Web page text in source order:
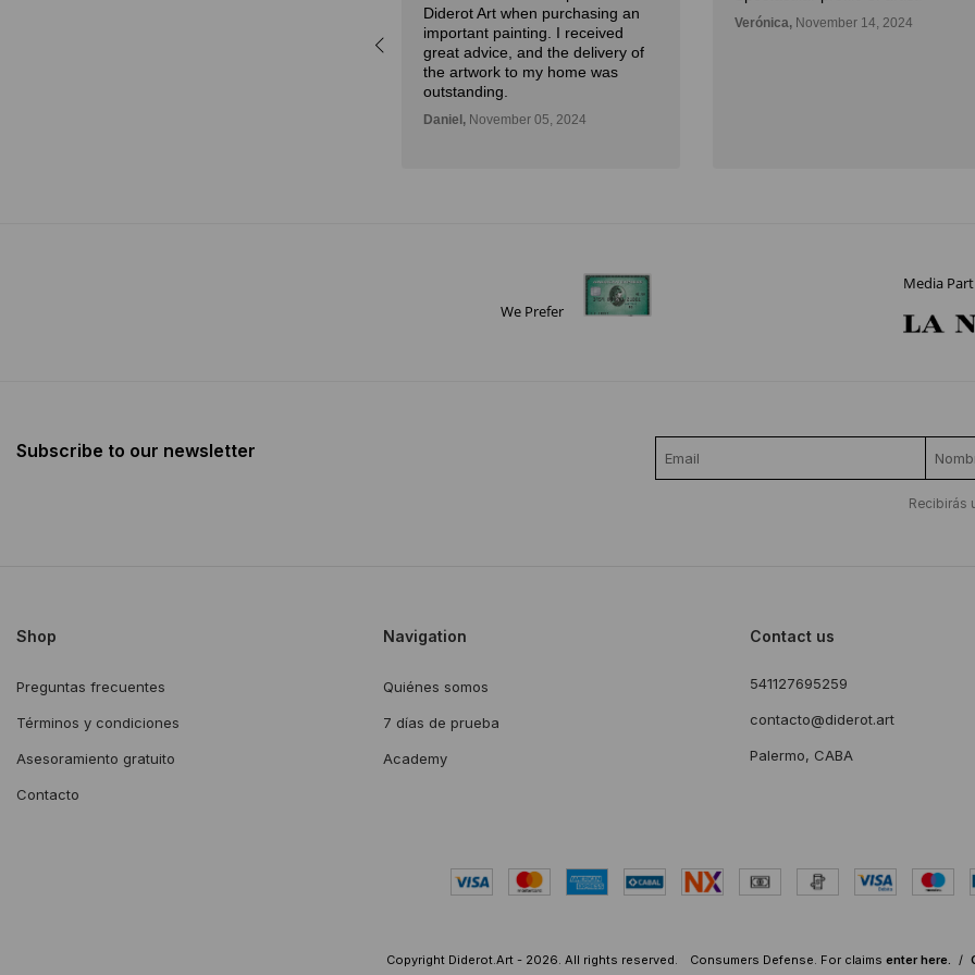
Diderot Art when purchasing an
important painting. I received
great advice, and the delivery of
the artwork to my home was
outstanding.
Daniel, November 05, 2024
Verónica, November 14, 2024
We Prefer
Media
Subscribe to our newsletter
Recibirás
Shop
Preguntas frecuentes
Términos y condiciones
Asesoramiento gratuito
Contacto
Navigation
Quiénes somos
7 días de prueba
Academy
Contact us
541127695259
contacto@diderot.art
Palermo, CABA
Copyright Diderot.Art - 2026. All rights reserved. Consumers Defense. For claims enter here. /